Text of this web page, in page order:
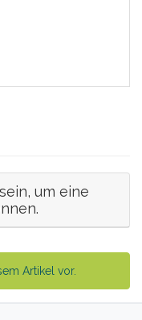
um eine
Artikel vor.